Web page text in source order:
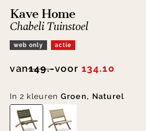
Kave Home
Chabeli Tuinstoel
web only actie
van149.-voor 134.10
In 2 kleuren Groen, Naturel